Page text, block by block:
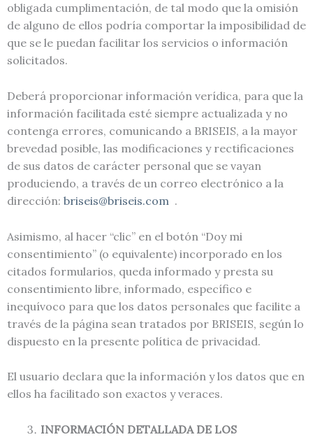
obligada cumplimentación, de tal modo que la omisión
de alguno de ellos podría comportar la imposibilidad de
que se le puedan facilitar los servicios o información
solicitados.
Deberá proporcionar información verídica, para que la
información facilitada esté siempre actualizada y no
contenga errores, comunicando a BRISEIS, a la mayor
brevedad posible, las modificaciones y rectificaciones
de sus datos de carácter personal que se vayan
produciendo, a través de un correo electrónico a la
dirección: briseis@briseis.com .
Asimismo, al hacer “clic” en el botón “Doy mi
consentimiento” (o equivalente) incorporado en los
citados formularios, queda informado y presta su
consentimiento libre, informado, específico e
inequívoco para que los datos personales que facilite a
través de la página sean tratados por BRISEIS, según lo
dispuesto en la presente política de privacidad.
El usuario declara que la información y los datos que en
ellos ha facilitado son exactos y veraces.
INFORMACIÓN DETALLADA DE LOS